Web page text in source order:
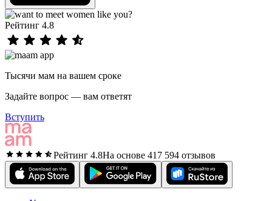
Рейтинг 4.8
Тысячи мам на вашем сроке
Задайте вопрос — вам ответят
Вступить
Рейтинг 4.8На основе 417 594 отзывов